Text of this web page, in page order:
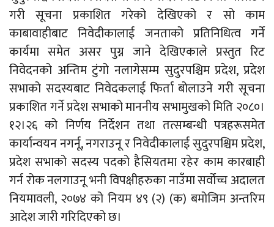
गरी सूचना प्रकाशित गरेको देखिएको र सो काम
काबावाहीबाट निवेदीकालाई जनताको प्रतिनिधित्व गर्ने
कार्यमा समेत असर पुग्न जाने देखिएकाले प्रस्तुत रिट
निवेदनको अन्तिम टुंगो नलागेसम्म सुदुरपश्चिम प्रदेश, प्रदेश
सभाको सदस्यबाट निवेदकलाई फिर्ता बोलाउने गरी सूचना
प्रकाशित गर्ने प्रदेश सभाको माननीय सभामुखको मिति २०८०।
१२।२६ को निर्णय निर्देशन तथा तत्सम्बन्धी पत्रहरूसमेत
कार्यान्वयन नगर्नू, नगराउनू र निवेदीकालाई सुदुरपश्चिम प्रदेश,
प्रदेश सभाको सदस्य पदको हैसियतमा रहेर काम कारबाही
गर्न रोक नलगाउनू भनी विपक्षीहरुका नाउँमा सर्वोच्च अदालत
नियमावली, २०७४ को नियम ४९ (२) (क) बमोजिम अन्तरिम
आदेश जारी गरिदिएको छ।